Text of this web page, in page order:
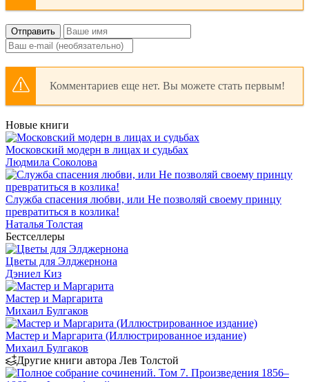
Отправить
Комментариев еще нет. Вы можете стать первым!
Новые книги
Московский модерн в лицах и судьбах
Людмила Соколова
Служба спасения любви, или Не позволяй своему принцу
превратиться в козлика!
Наталья Толстая
Бестселлеры
Цветы для Элджернона
Дэниел Киз
Мастер и Маргарита
Михаил Булгаков
Мастер и Маргарита (Иллюстрированное издание)
Михаил Булгаков
Другие книги автора Лев Толстой